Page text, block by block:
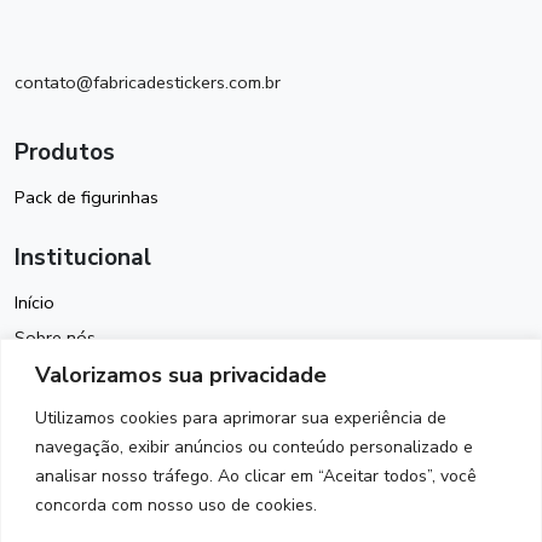
Valorizamos sua privacidade
Utilizamos cookies para aprimorar sua experiência de
navegação, exibir anúncios ou conteúdo personalizado e
analisar nosso tráfego. Ao clicar em “Aceitar todos”, você
concorda com nosso uso de cookies.
contato@fabricadestickers.com.br
Produtos
Pack de figurinhas
Institucional
Início
Sobre nós
Política de Cookies
Termos de Uso
Política de Privacidade
Contato